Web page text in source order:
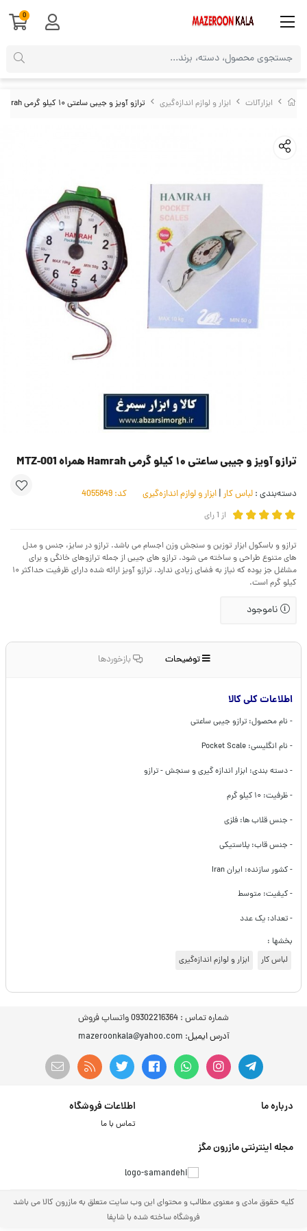
ابزارآلات ابزار و لوازم اندازه‌گیری ترازو آویز و جیبی ساعتی ۱۰ کیلو گرمی Hamrah همراه MTZ-001
ترازو آویز و جیبی ساعتی ۱۰ کیلو گرمی Hamrah همراه MTZ-001
دسته‌بندی : لباس کار | ابزار و لوازم اندازه‌گیری کد:
از 1رای
ترازو و باسکول ابزار توزین و سنجش وزن اجسام می باشد. ترازو در سایز، جنس و مدل
های متنوع طراحی و ساخته می شود. ترازو های جیبی از جمله ترازوهای خانگی و برای
مشاغل جز بوده که نیاز به فضای زیادی ندارد. ترازو آویز ارائه شده دارای ظرفیت حداکثر ۱۰
کیلو گرم است.
ناموجود
توضیحات بازخوردها
اطلاعات کلی کالا
- نام محصول: ترازو جیبی ساعتی
- نام انگلیسی: Pocket Scale
- دسته بندی: ابزار اندازه گیری و سنجش - ترازو
- ظرفیت: ۱۰ کیلو گرم
- جنس قلاب ها: فلزی
- جنس قاب: پلاستیکی
- کشور سازنده: ایران Iran
- کیفیت: متوسط
- تعداد: یک عدد
بخشها :
لباس کار
ابزار و لوازم اندازه‌گیری
شماره تماس : 09302216364 واتساپ فروش
آدرس ایمیل: mazeroonkala@yahoo.com
درباره ما اطلاعات فروشگاه
تماس با ما
مجله اینترنتی مازرون مگز
کلیه حقوق مادی و معنوی مطالب و محتوای این وب سایت متعلق به مازرون کالا می باشد
فروشگاه ساخته شده با شاپفا
0